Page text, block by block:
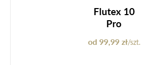
Flutex 10
Pro
od 99,99 zł/szt.